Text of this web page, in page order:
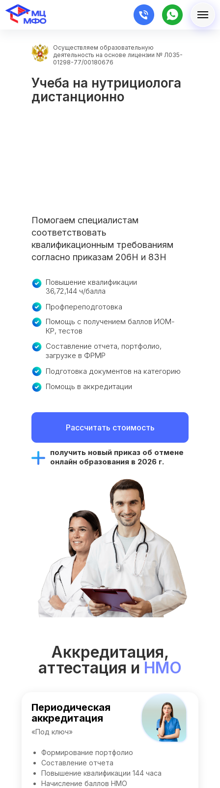
Помогаем специалистам
соответствовать
квалификационным требованиям
согласно приказам 206Н и 83Н
Рассчитать стоимость
Учеба на нутрициолога
дистанционно
Повышение квалификации
36,72,144 ч/балла
Профпереподготовка
Помощь с получением баллов ИОМ-
КР, тестов
Подготовка документов на категорию
Составление отчета, портфолио,
загрузке в ФРМР
Помощь в аккредитации
получить новый приказ об отмене
онлайн образования в 2026 г.
Осуществляем образовательную
деятельность на основе лицензии № Л035-
01298-77/00180676
Аккредитация,
аттестация и НМО
Периодическая
аккредитация
«Под ключ»
Формирование портфолио
Составление отчета
Повышение квалификации 144 часа
Начисление баллов НМО